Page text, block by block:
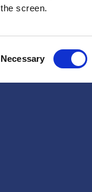
the screen.
Necessary